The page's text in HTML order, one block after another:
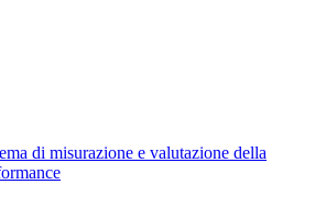
di misurazione e valutazione della